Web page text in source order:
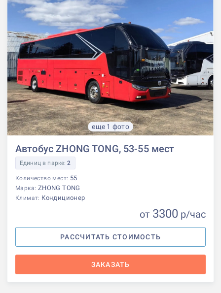
еще 1 фото
Автобус ZHONG TONG, 53-55 мест
Единиц в парке:2
Количество мест: 55
Марка: ZHONG TONG
Климат: Кондиционер
от 3300 р/час
РАССЧИТАТЬ СТОИМОСТЬ
ЗАКАЗАТЬ